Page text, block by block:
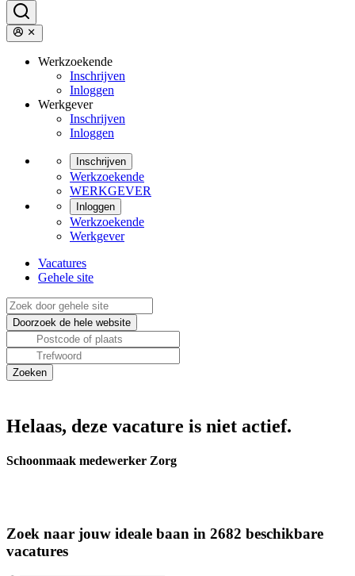
Werkzoekende
Inschrijven
Inloggen
Werkgever
Inschrijven
Inloggen
Inschrijven
Werkzoekende
WERKGEVER
Inloggen
Werkzoekende
Werkgever
Vacatures
Gehele site
Helaas, deze vacature is niet actief.
Schoonmaak medewerker Zorg
Zoek naar jouw ideale baan in 2682 beschikbare
vacatures